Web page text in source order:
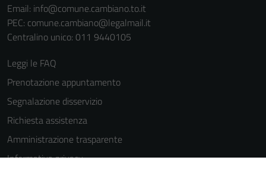
Email: info@comune.cambiano.to.it
PEC: comune.cambiano@legalmail.it
Centralino unico: 011 9440105
Leggi le FAQ
Prenotazione appuntamento
Segnalazione disservizio
Richiesta assistenza
Amministrazione trasparente
Informativa privacy